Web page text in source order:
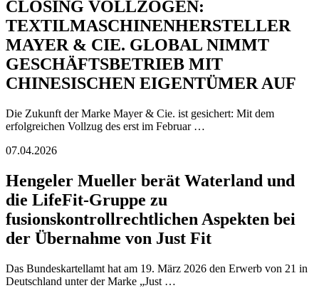
CLOSING VOLLZOGEN:
TEXTILMASCHINENHERSTELLER
MAYER & CIE. GLOBAL NIMMT
GESCHÄFTSBETRIEB MIT
CHINESISCHEN EIGENTÜMER AUF
Die Zukunft der Marke Mayer & Cie. ist gesichert: Mit dem
erfolgreichen Vollzug des erst im Februar …
07.04.2026
Hengeler Mueller berät Waterland und
die LifeFit-Gruppe zu
fusionskontrollrechtlichen Aspekten bei
der Übernahme von Just Fit
Das Bundeskartellamt hat am 19. März 2026 den Erwerb von 21 in
Deutschland unter der Marke „Just …